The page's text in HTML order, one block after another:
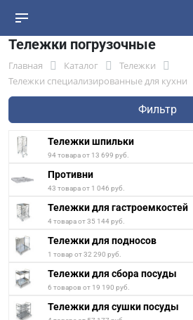
Тележки погрузочные
Главная Каталог
Тележки
Тележки специализированные для кухни
Фильтр
Тележки шпильки
94 товара от 13 699 руб.
Противни
43 товара от 1 046 руб.
Тележки для гастроемкостей
4 товара от 35 144 руб.
Тележки для подносов
1 товар от 32 290 руб.
Тележки для сбора посуды
6 товаров от 19 190 руб.
Тележки для сушки посуды